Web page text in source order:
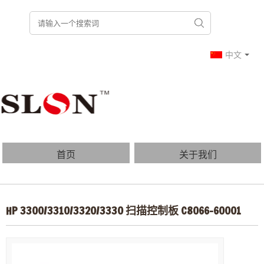
中文
首页 关于我们
产品列表 博客
常见问题 联系我们
HP 3300/3310/3320/3330 扫描控制板 C8066-60001